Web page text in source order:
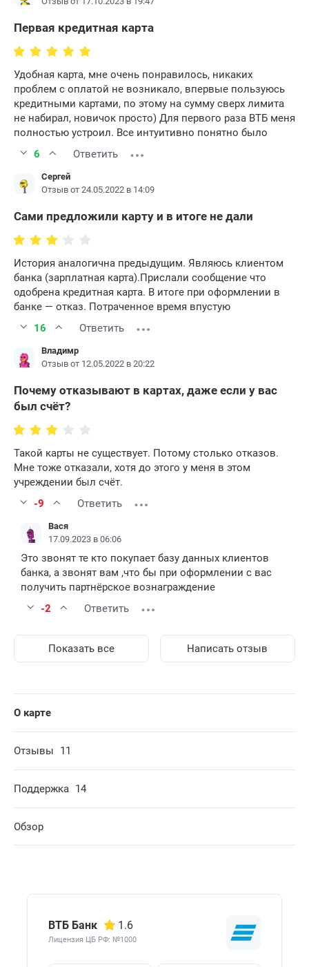
Первая кредитная карта
Удобная карта, мне очень понравилось, никаких
проблем с оплатой не возникало, впервые пользуюсь
кредитными картами, по этому на сумму сверх лимита
не набирал, новичок просто) Для первого раза ВТБ меня
полностью устроил. Все интуитивно понятно было
6
Ответить
Сергей
Отзыв от 24.05.2022 в 14:09
Сами предложили карту и в итоге не дали
История аналогична предыдущим. Являюсь клиентом
банка (зарплатная карта).Прислали сообщение что
одобрена кредитная карта. В итоге при оформлении в
банке — отказ. Потраченное время впустую
16
Ответить
Владимр
Отзыв от 12.05.2022 в 20:22
Почему отказывают в картах, даже если у вас
был счёт?
Такой карты не существует. Потому столько отказов.
Мне тоже отказали, хотя до этого у меня в этом
учреждении был счёт.
-9
Ответить
Вася
17.09.2023 в 06:06
Это звонят те кто покупает базу данных клиентов
банка, а звонят вам ,что бы при оформлении с вас
получить партнёрское вознаграждение
-2
Ответить
Показать все Написать отзыв
О карте
Отзывы 11
Поддержка 14
Обзор
ВТБ Банк 1.6
Лицензия ЦБ РФ: №1000